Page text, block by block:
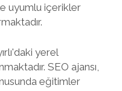
uyumlu içerikler
yerel
SEO ajansı,
eğitimler